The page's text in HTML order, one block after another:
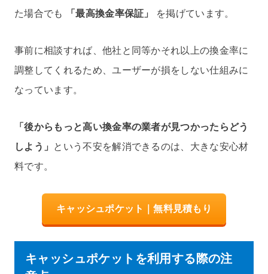
た場合でも
「最高換金率保証」 を掲げています。
事前に相談すれば、他社と同等かそれ以上の換金率に
調整してくれるため、ユーザーが損をしない仕組みに
なっています。
「後からもっと高い換金率の業者が見つかったらどう
しよう」
という不安を解消できるのは、大きな安心材
料です。
キャッシュポケット｜無料見積もり
キャッシュポケットを利用する際の注